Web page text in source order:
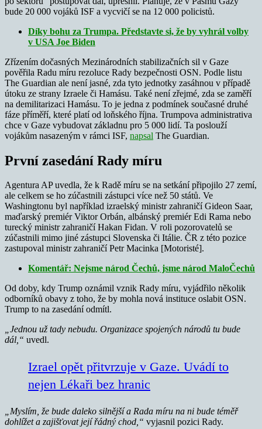
bude 20 000 vojáků ISF a vycvičí se na 12 000 policistů.
Díky bohu za Trumpa. Představte si, že by vyhrál volby
v USA Joe Biden
Zřízením dočasných Mezinárodních stabilizačních sil v Gaze
pověřila Radu míru rezoluce Rady bezpečnosti OSN. Podle listu
The Guardian ale není jasné, zda tyto jednotky zasáhnou v případě
útoku ze strany Izraele či Hamásu. Také není zřejmé, zda se zaměří
na demilitarizaci Hamásu. To je jedna z podmínek současné druhé
fáze příměří, které platí od loňského října. Trumpova administrativa
chce v Gaze vybudovat základnu pro 5 000 lidí. Ta poslouží
vojákům nasazeným v rámci ISF, napsal The Guardian.
První zasedání Rady míru
Agentura AP uvedla, že k Radě míru se na setkání připojilo 27 zemí,
ale celkem se ho zúčastnili zástupci více než 50 států. Ve
Washingtonu byl například izraelský ministr zahraničí Gideon Saar,
maďarský premiér Viktor Orbán, albánský premiér Edi Rama nebo
turecký ministr zahraničí Hakan Fidan. V roli pozorovatelů se
zúčastnili mimo jiné zástupci Slovenska či Itálie. ČR z této pozice
zastupoval ministr zahraničí Petr Macinka [Motoristé].
Komentář: Nejsme národ Čechů, jsme národ MaloČechů
Od doby, kdy Trump oznámil vznik Rady míru, vyjádřilo několik
odborníků obavy z toho, že by mohla nová instituce oslabit OSN.
Trump to na zasedání odmítl.
„Jednou už tady nebudu. Organizace spojených národů tu bude
dál,“ uvedl.
Izrael opět přitvrzuje v Gaze. Uvádí to
nejen Lékaři bez hranic
„Myslím, že bude daleko silnější a Rada míru na ni bude téměř
dohlížet a zajišťovat její řádný chod,“ vyjasnil pozici Rady.